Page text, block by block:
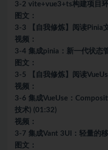
3-2 vite+vue3+ts构建项目
图文：
3-3 【自我修炼】阅读Pinia
视频：
3-4 集成pinia：新一代状态
图文：
3-5 【自我修炼】阅读
视频：
3-6 集成VueUse：
技术) (01:32)
视频：
3-7 集成Vant 3UI：轻量的
图文：